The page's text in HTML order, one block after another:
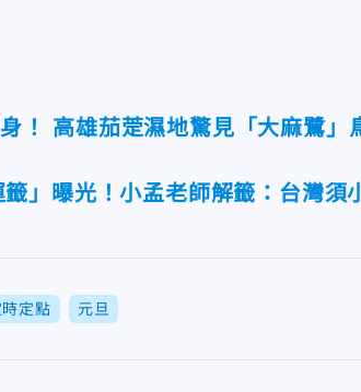
！ 高雄茄萣濕地驚見「大麻鷺」
」曝光！小孟老師解籤：台灣須
時定點 元旦